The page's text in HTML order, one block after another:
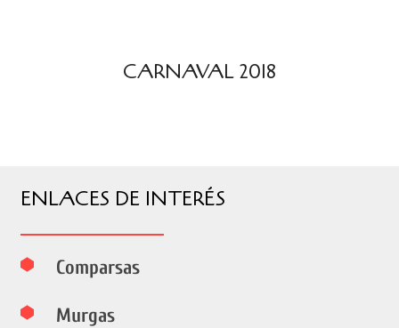
CARNAVAL 2018
ENLACES DE INTERÉS
Comparsas
Murgas